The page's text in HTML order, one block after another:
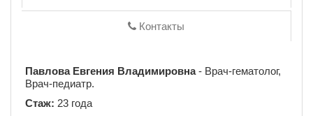
Контакты
Павлова Евгения Владимировна- Врач-гематолог,
Врач-педиатр.
Стаж: 23 года